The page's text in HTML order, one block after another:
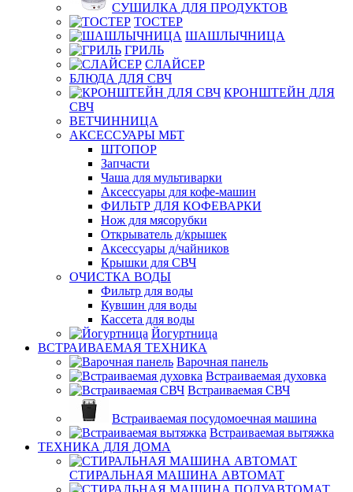
СУШИЛКА ДЛЯ ПРОДУКТОВ
ТОСТЕР
ШАШЛЫЧНИЦА
ГРИЛЬ
СЛАЙСЕР
БЛЮДА ДЛЯ СВЧ
КРОНШТЕЙН ДЛЯ
СВЧ
ВЕТЧИННИЦА
АКСЕССУАРЫ МБТ
ШТОПОР
Запчасти
Чаша для мультиварки
Аксессуары для кофе-машин
ФИЛЬТР ДЛЯ КОФЕВАРКИ
Нож для мясорубки
Открыватель д/крышек
Аксессуары д/чайников
Крышки для СВЧ
ОЧИСТКА ВОДЫ
Фильтр для воды
Кувшин для воды
Кассета для воды
Йогуртница
ВСТРАИВАЕМАЯ ТЕХНИКА
Варочная панель
Встраиваемая духовка
Встраиваемая СВЧ
Встраиваемая посудомоечная машина
Встраиваемая вытяжка
ТЕХНИКА ДЛЯ ДОМА
СТИРАЛЬНАЯ МАШИНА АВТОМАТ